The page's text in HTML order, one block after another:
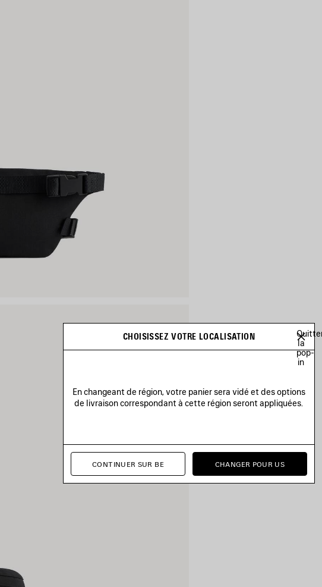
CHOISISSEZ VOTRE LOCALISATION
la
pop-
in
En changeant de région, votre panier sera vidé et des options
de livraison correspondant à cette région seront appliquées.
CONTINUER SUR BE CHANGER POUR US